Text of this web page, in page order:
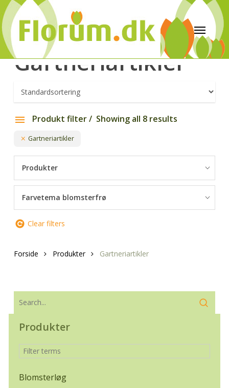
Gartneriartikler
Produkt filter Showing all 8 results
Gartneriartikler
Produkter
Farvetema blomsterfrø
Clear filters
Forside Produkter Gartneriartikler
Produkter
Blomsterløg